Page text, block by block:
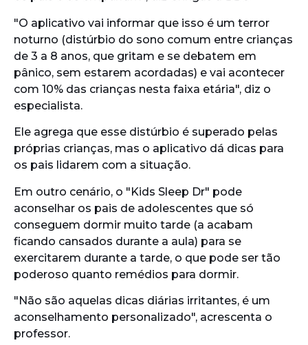
"O aplicativo vai informar que isso é um terror
noturno (distúrbio do sono comum entre crianças
de 3 a 8 anos, que gritam e se debatem em
pânico, sem estarem acordadas) e vai acontecer
com 10% das crianças nesta faixa etária", diz o
especialista.
Ele agrega que esse distúrbio é superado pelas
próprias crianças, mas o aplicativo dá dicas para
os pais lidarem com a situação.
Em outro cenário, o "Kids Sleep Dr" pode
aconselhar os pais de adolescentes que só
conseguem dormir muito tarde (a acabam
ficando cansados durante a aula) para se
exercitarem durante a tarde, o que pode ser tão
poderoso quanto remédios para dormir.
"Não são aquelas dicas diárias irritantes, é um
aconselhamento personalizado", acrescenta o
professor.